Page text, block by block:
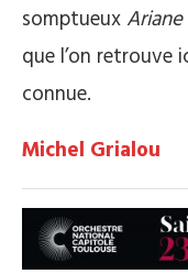
somptueux
que l’on retrouve
connue.
Michel Grialou